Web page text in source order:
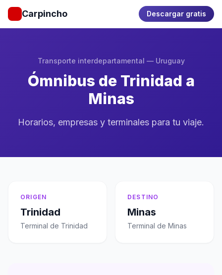
Carpincho Descargar gratis
Transporte interdepartamental — Uruguay
Ómnibus de Trinidad a
Minas
Horarios, empresas y terminales para tu viaje.
ORIGEN
Trinidad
Terminal de Trinidad
DESTINO
Minas
Terminal de Minas